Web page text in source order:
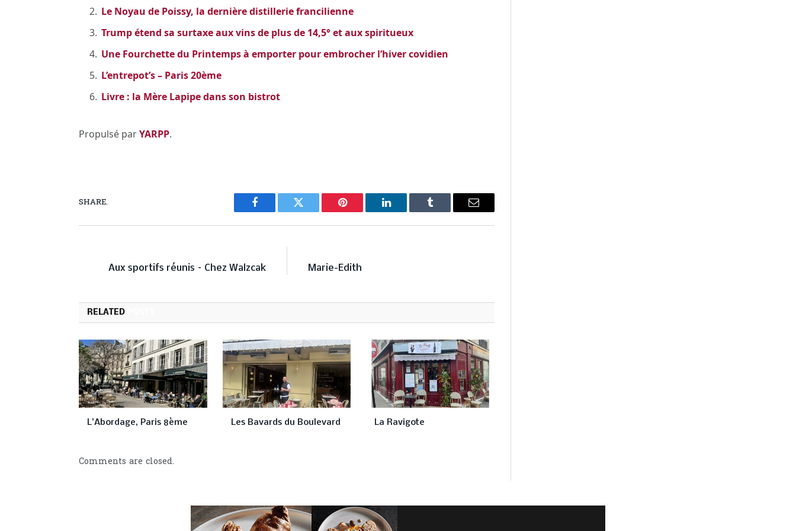
Le Noyau de Poissy, la dernière distillerie francilienne
Trump étend sa surtaxe aux vins de plus de 14,5° et aux spiritueux
Une Fourchette du Printemps à emporter pour embrocher l’hiver covidien
L’entrepot’s – Paris 20ème
Livre : la Mère Lapipe dans son bistrot
Propulsé parYARPP.
SHARE.
Facebook Twitter Pinterest LinkedIn Tumblr Email
Aux sportifs réunis – Chez Walzcak Marie-Edith
RELATED
L’Abordage, Paris 8ème Les Bavards du Boulevard La Ravigote
Comments are closed.